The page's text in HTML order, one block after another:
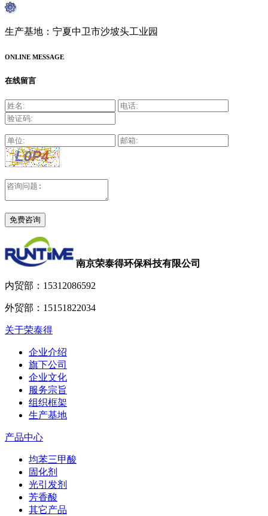
生产基地：宁夏中卫市沙坡头工业园
ONLINE MESSAGE
在线留言
南京荣泰得环保科技有限公司
内贸部： 15312086592
外贸部： 15151822034
关于荣泰得
企业介绍
旗下公司
企业文化
服务宗旨
组织框架
生产基地
产品中心
均苯三甲酸
固化剂
光引发剂
芳香酸
其它产品